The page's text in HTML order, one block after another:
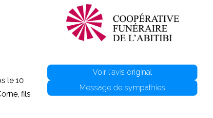
le 10
fils
Voir l'avis original
Message de sympathies